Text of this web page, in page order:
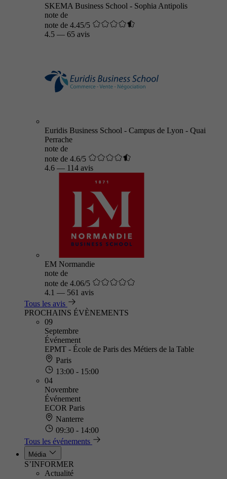
SKEMA Business School - Sophia Antipolis
note de
note de 4.45/5
4.5 — 65 avis
Euridis Business School - Campus de Lyon - Quai
Perrache
note de
note de 4.6/5
4.6 — 114 avis
EM Normandie
note de
note de 4.06/5
4.1 — 561 avis
Tous les avis
PROCHAINS ÉVÈNEMENTS
09
Septembre
Événement
EPMT - École de Paris des Métiers de la Table
Paris
13:00 - 15:00
04
Novembre
Événement
ECOR Paris
Nanterre
09:30 - 14:00
Tous les événements
Média
S’INFORMER
Actualité